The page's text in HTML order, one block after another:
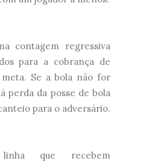
contagem regressiva
para a cobrança de
Se a bola não for
perda da posse de bola
para o adversário.
que recebem